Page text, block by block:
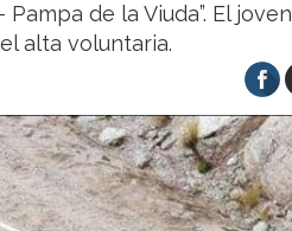
de la Viuda”. El joven
alta voluntaria.